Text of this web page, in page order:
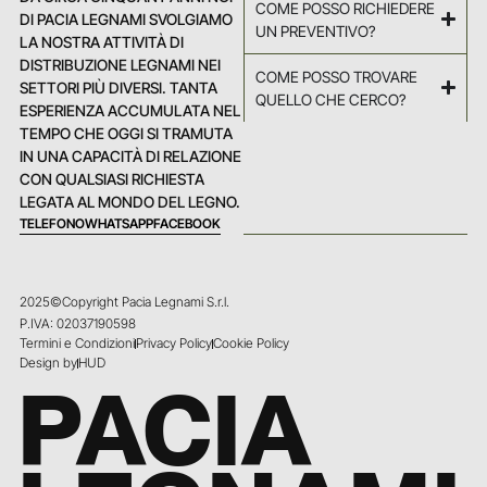
DI PACIA LEGNAMI SVOLGIAMO
LA NOSTRA ATTIVITÀ DI
DISTRIBUZIONE LEGNAMI NEI
SETTORI PIÙ DIVERSI. TANTA
ESPERIENZA ACCUMULATA NEL
TEMPO CHE OGGI SI TRAMUTA
IN UNA CAPACITÀ DI RELAZIONE
CON QUALSIASI RICHIESTA
LEGATA AL MONDO DEL LEGNO.
TELEFONOWHATSAPPFACEBOOK
COME POSSO RICHIEDERE
UN PREVENTIVO?
COME POSSO TROVARE
QUELLO CHE CERCO?
2025©Copyright Pacia Legnami S.r.l.
P.IVA: 02037190598
Termini e CondizioniPrivacy PolicyCookie Policy
Design byHUD
PACIA